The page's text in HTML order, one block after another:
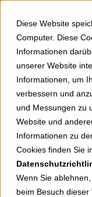
Diese Website
Computer. Diese
Informationen
unserer Website
Informationen, um
verbessern und
und Messungen zu
Website und
Informationen zu
Cookies finden Sie
Wenn Sie
beim Besuch
Springe zu Hauptinhalt
zurück zur Übersicht